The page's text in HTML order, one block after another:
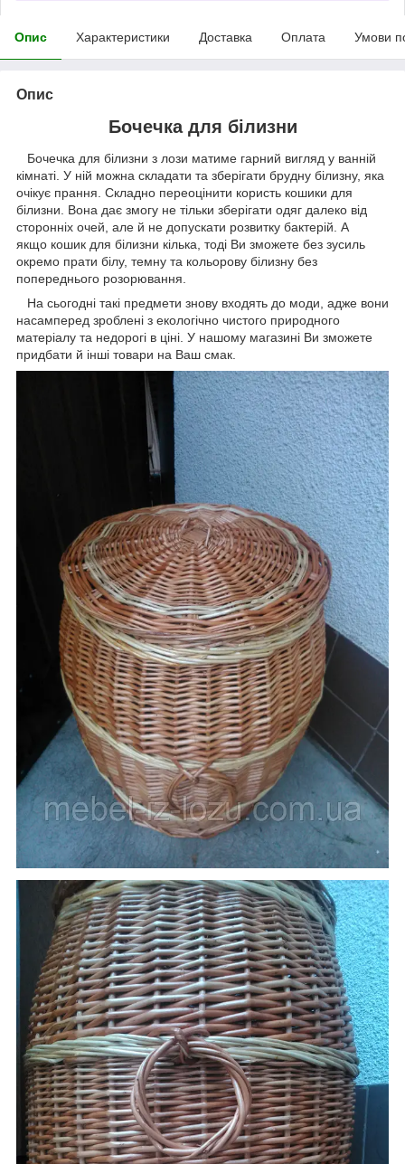
Опис Характеристики Доставка Оплата Умови
Опис
Бочечка для білизни
Бочечка для білизни з лози матиме гарний вигляд у ванній
кімнаті. У ній можна складати та зберігати брудну білизну, яка
очікує прання. Складно переоцінити користь кошики для
білизни. Вона дає змогу не тільки зберігати одяг далеко від
сторонніх очей, але й не допускати розвитку бактерій. А
якщо кошик для білизни кілька, тоді Ви зможете без зусиль
окремо прати білу, темну та кольорову білизну без
попереднього розорювання.
На сьогодні такі предмети знову входять до моди, адже вони
насамперед зроблені з екологічно чистого природного
матеріалу та недорогі в ціні. У нашому магазині Ви зможете
придбати й інші товари на Ваш смак.